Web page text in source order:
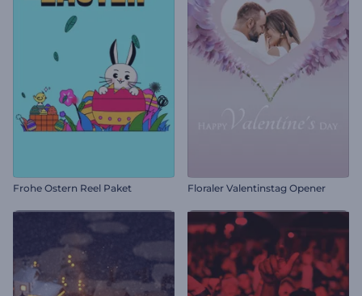
Frohe Ostern Reel Paket Floraler Valentinstag Opener